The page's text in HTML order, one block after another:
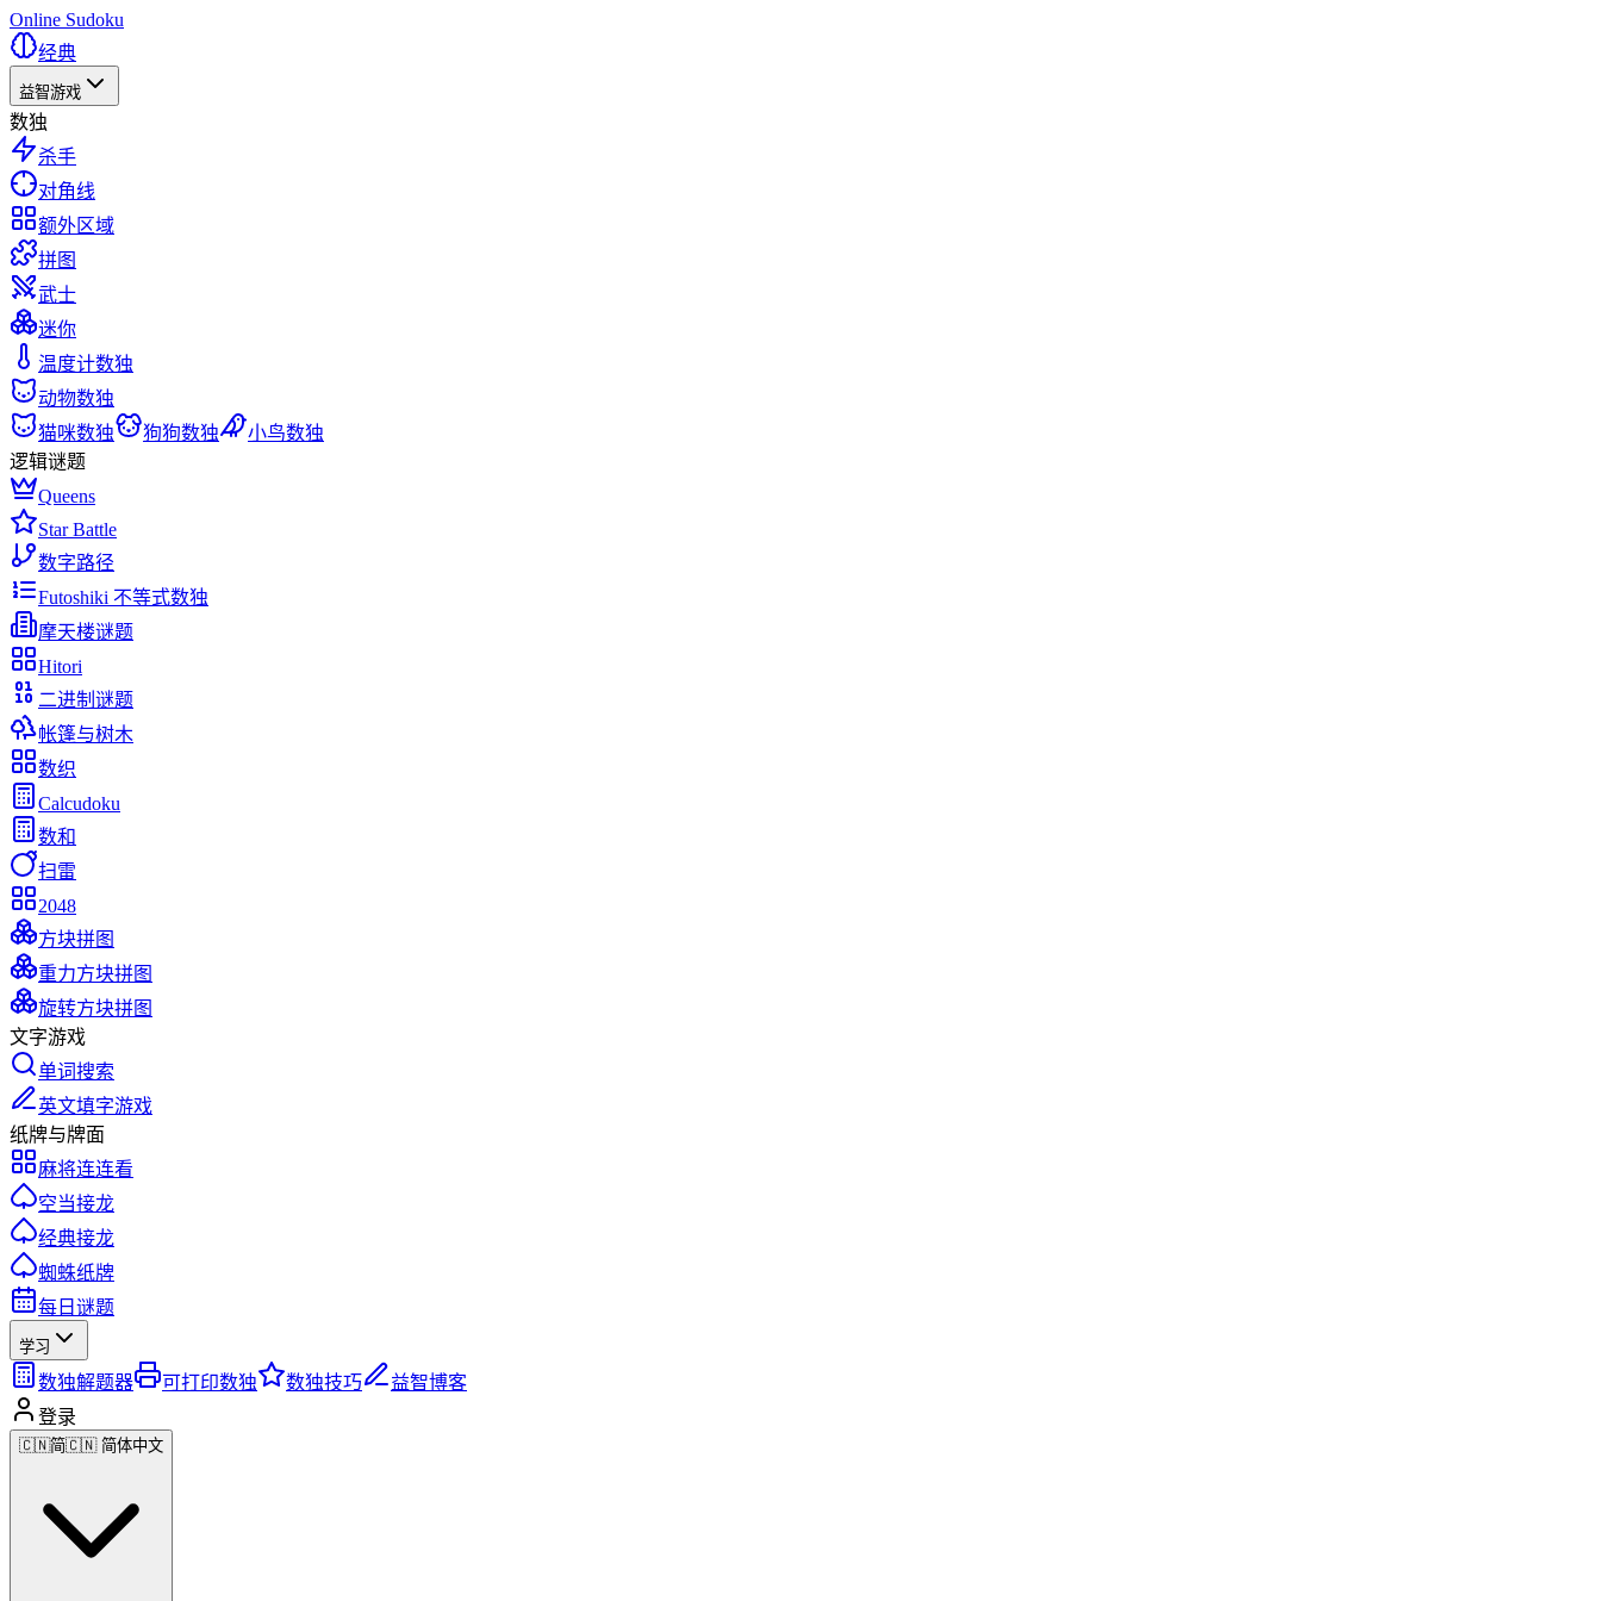
Online Sudoku
经典
益智游戏
数独
杀手
对角线
额外区域
拼图
武士
迷你
温度计数独
动物数独
猫咪数独
狗狗数独
小鸟数独
逻辑谜题
Queens
Star Battle
数字路径
Futoshiki 不等式数独
摩天楼谜题
Hitori
二进制谜题
帐篷与树木
数织
Calcudoku
数和
扫雷
2048
方块拼图
重力方块拼图
旋转方块拼图
文字游戏
单词搜索
英文填字游戏
纸牌与牌面
麻将连连看
空当接龙
经典接龙
蜘蛛纸牌
每日谜题
学习
数独解题器 可打印数独 数独技巧
益智博客
登录
🇨🇳简🇨🇳 简体中文